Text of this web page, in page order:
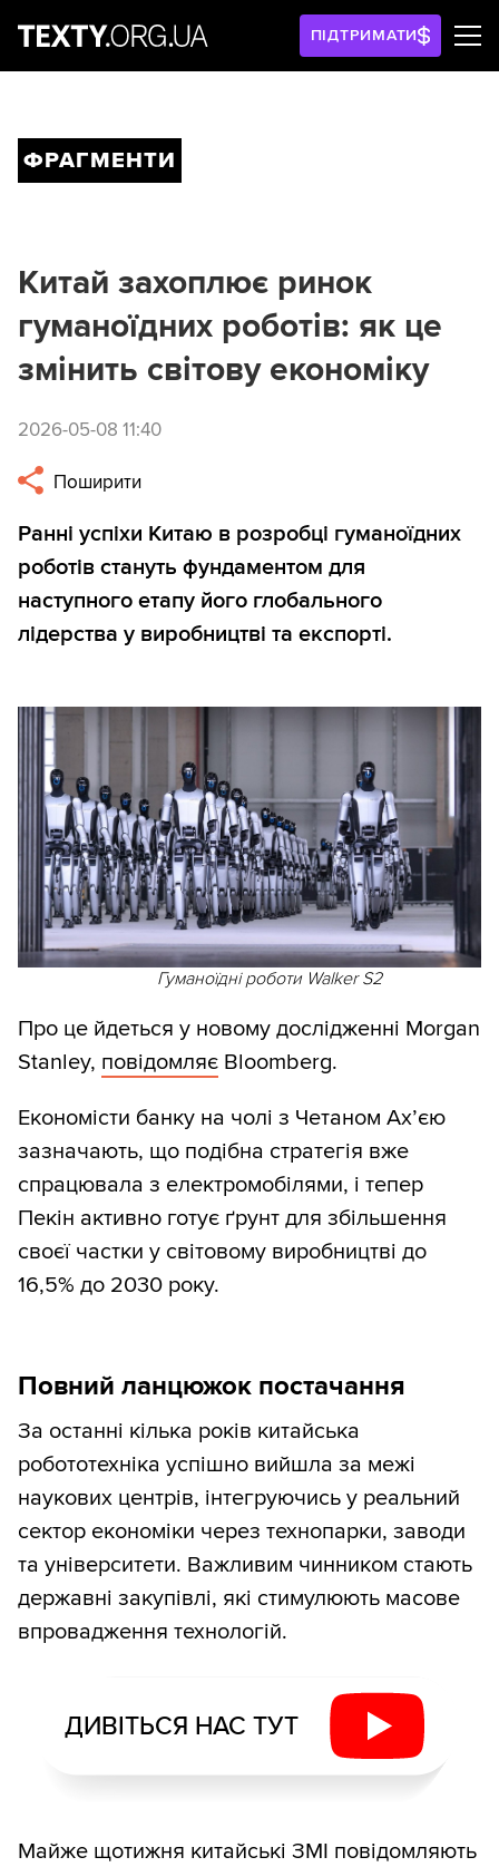
ПІДТРИМАТИ
ФРАГМЕНТИ
Китай захоплює ринок
гуманоїдних роботів: як це
змінить світову економіку
2026-05-08 11:40
Поширити
Ранні успіхи Китаю в розробці гуманоїдних
роботів стануть фундаментом для
наступного етапу його глобального
лідерства у виробництві та експорті.
Гуманоїдні роботи Walker S2
Про це йдеться у новому дослідженні Morgan
Stanley, повідомляє Bloomberg.
Економісти банку на чолі з Четаном Ах’єю
зазначають, що подібна стратегія вже
спрацювала з електромобілями, і тепер
Пекін активно готує ґрунт для збільшення
своєї частки у світовому виробництві до
16,5% до 2030 року.
Повний ланцюжок постачання
За останні кілька років китайська
робототехніка успішно вийшла за межі
наукових центрів, інтегруючись у реальний
сектор економіки через технопарки, заводи
та університети. Важливим чинником стають
державні закупівлі, які стимулюють масове
впровадження технологій.
ДИВІТЬСЯ НАС ТУТ
Майже щотижня китайські ЗМІ повідомляють